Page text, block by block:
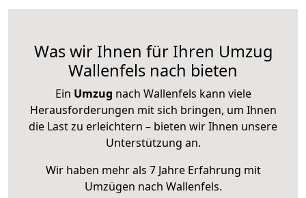
Was wir Ihnen für Ihren Umzug
Wallenfels nach bieten
Ein Umzug nach Wallenfels kann viele
Herausforderungen mit sich bringen, um Ihnen
die Last zu erleichtern – bieten wir Ihnen unsere
Unterstützung an.
Wir haben mehr als 7 Jahre Erfahrung mit
Umzügen nach Wallenfels.